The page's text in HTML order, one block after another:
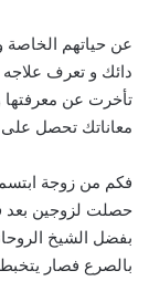
عن حياتهم الخاصة
دائك و تعرف علاجه
تأخرت عن معرفتها
معاناتك تحصل
فكم من زوجة
حصلت لزوجين بعد
بفضل الشيخ
بالصرع فصار